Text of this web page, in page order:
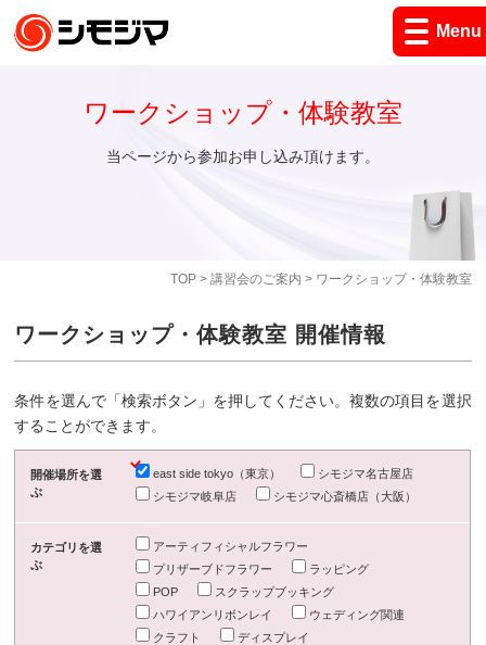
Menu
TOP> 講習会のご案内 > ワークショップ・体験教室
ワークショップ・体験教室
当ページから参加お申し込み頂けます。
ワークショップ・体験教室 開催情報
条件を選んで「検索ボタン」を押してください。複数の項目を選択
することができます。
開催場所を選
ぶ
east side tokyo（東京）
シモジマ名古屋店
シモジマ岐阜店
シモジマ心斎橋店（大阪）
カテゴリを選
ぶ
アーティフィシャルフラワー
プリザーブドフラワー
ラッピング
POP
スクラップブッキング
ハワイアンリボンレイ
ウェディング関連
クラフト
ディスプレイ